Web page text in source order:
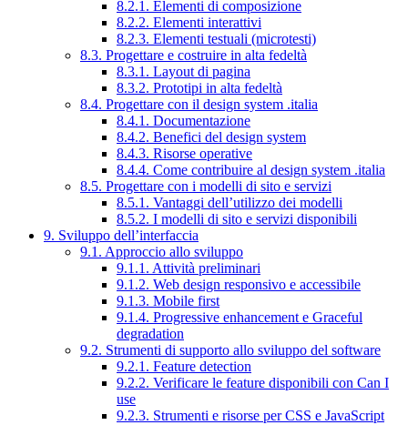
8.2.1. Elementi di composizione
8.2.2. Elementi interattivi
8.2.3. Elementi testuali (microtesti)
8.3. Progettare e costruire in alta fedeltà
8.3.1. Layout di pagina
8.3.2. Prototipi in alta fedeltà
8.4. Progettare con il design system .italia
8.4.1. Documentazione
8.4.2. Benefici del design system
8.4.3. Risorse operative
8.4.4. Come contribuire al design system .italia
8.5. Progettare con i modelli di sito e servizi
8.5.1. Vantaggi dell’utilizzo dei modelli
8.5.2. I modelli di sito e servizi disponibili
9. Sviluppo dell’interfaccia
9.1. Approccio allo sviluppo
9.1.1. Attività preliminari
9.1.2. Web design responsivo e accessibile
9.1.3. Mobile first
9.1.4. Progressive enhancement e Graceful
degradation
9.2. Strumenti di supporto allo sviluppo del software
9.2.1. Feature detection
9.2.2. Verificare le feature disponibili con Can I
use
9.2.3. Strumenti e risorse per CSS e JavaScript